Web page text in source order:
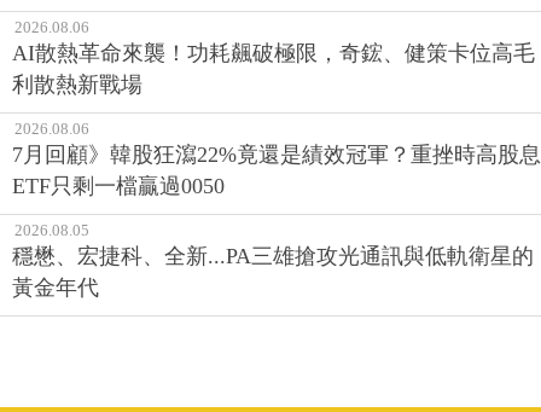
2026.08.06
AI散熱革命來襲！功耗飆破極限，奇鋐、健策卡位高毛
利散熱新戰場
2026.08.06
7月回顧》韓股狂瀉22%竟還是績效冠軍？重挫時高股息
ETF只剩一檔贏過0050
2026.08.05
穩懋、宏捷科、全新...PA三雄搶攻光通訊與低軌衛星的
黃金年代